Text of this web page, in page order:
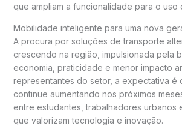
que ampliam a funcionalidade para o uso
Mobilidade inteligente para uma nova
A procura por soluções de transporte
crescendo na região, impulsionada pela
economia, praticidade e menor impacto
representantes do setor, a expectativa é
continue aumentando nos próximos
entre estudantes, trabalhadores urbanos
que valorizam tecnologia e inovação.